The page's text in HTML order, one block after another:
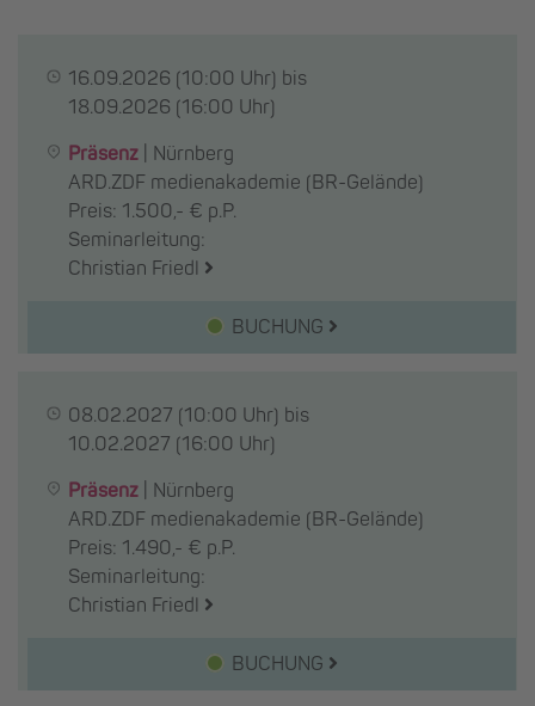
16.09.2026 (10:00 Uhr) bis
18.09.2026 (16:00 Uhr)
Präsenz
Nürnberg
ARD.ZDF medienakademie (BR-Gelände)
Preis: 1.500,- € p.P.
Seminarleitung:
Christian Friedl
BUCHUNG
08.02.2027 (10:00 Uhr) bis
10.02.2027 (16:00 Uhr)
Präsenz
Nürnberg
ARD.ZDF medienakademie (BR-Gelände)
Preis: 1.490,- € p.P.
Seminarleitung:
Christian Friedl
BUCHUNG